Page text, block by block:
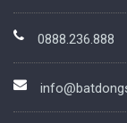
0888.236.888